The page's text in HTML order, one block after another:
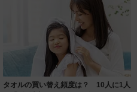
タオルの買い替え頻度は？ 10人に1人